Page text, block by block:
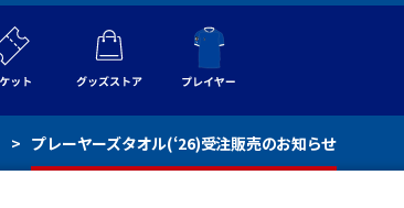
プレーヤーズタオル(‘26)受注販売のお知らせ